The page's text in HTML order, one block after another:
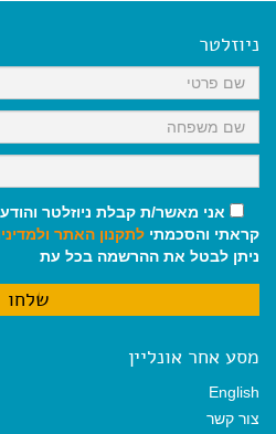
p
m
ניוזלטר
אני מאשר/ת קבלת ניוזלטר
קראתי והסכמתי לתקנון האתר
ניתן לבטל את ההרשמה בכל עת
מסע אחר אונליין
English
צור קשר